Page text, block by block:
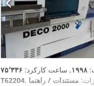
۱۹۹۸, ساعت کارکرد:
T62204 مستندات / راهنما